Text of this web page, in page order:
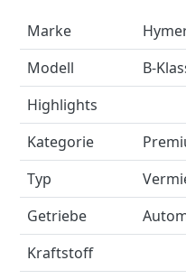
Marke
Modell
B-
Highlights
Kategorie
Typ
Getriebe
Kraftstoff